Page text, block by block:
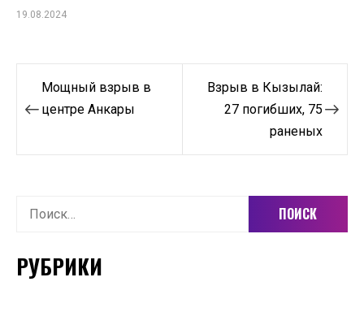
19.08.2024
Навигация
по
Мощный взрыв в
центре Анкары
Взрыв в Кызылай:
27 погибших, 75
раненых
Найти:
РУБРИКИ